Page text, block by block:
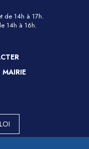
de 14h à 17h.
14h à 16h.
MAIRIE